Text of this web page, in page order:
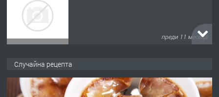
преди 11 месеца
Случайна рецепта